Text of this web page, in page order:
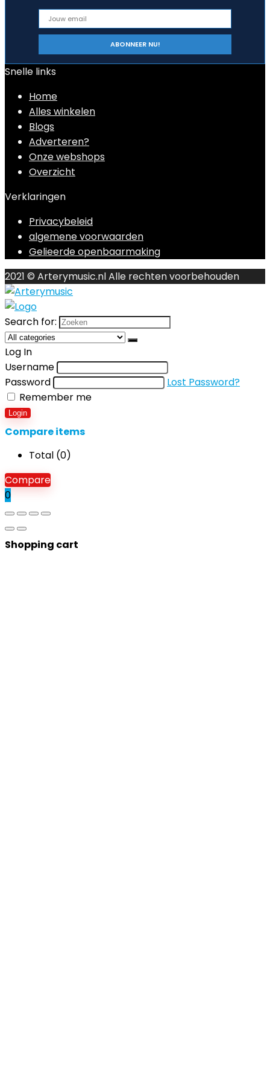
Snelle links
Home
Alles winkelen
Blogs
Adverteren?
Onze webshops
Overzicht
Verklaringen
Privacybeleid
algemene voorwaarden
Gelieerde openbaarmaking
2021 © Arterymusic.nl Alle rechten voorbehouden
Search for:
Log In
Username
Password
Lost Password?
Remember me
Login
Compare items
Total (0)
Compare
0
Shopping cart